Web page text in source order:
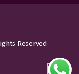
Reserved